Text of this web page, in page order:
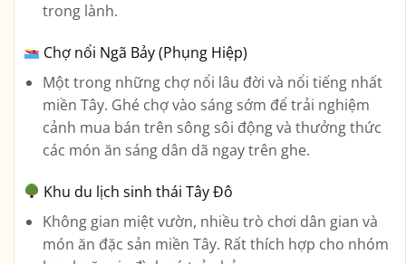
trong lành.
Chợ nổi Ngã Bảy (Phụng Hiệp)
Một trong những chợ nổi lâu đời và nổi tiếng nhất
miền Tây. Ghé chợ vào sáng sớm để trải nghiệm
cảnh mua bán trên sông sôi động và thưởng thức
các món ăn sáng dân dã ngay trên ghe.
Khu du lịch sinh thái Tây Đô
Không gian miệt vườn, nhiều trò chơi dân gian và
món ăn đặc sản miền Tây. Rất thích hợp cho nhóm